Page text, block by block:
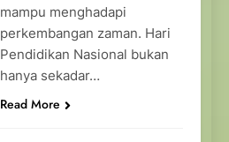
mampu menghadapi
perkembangan zaman. Hari
Pendidikan Nasional bukan
hanya sekadar…
Read More